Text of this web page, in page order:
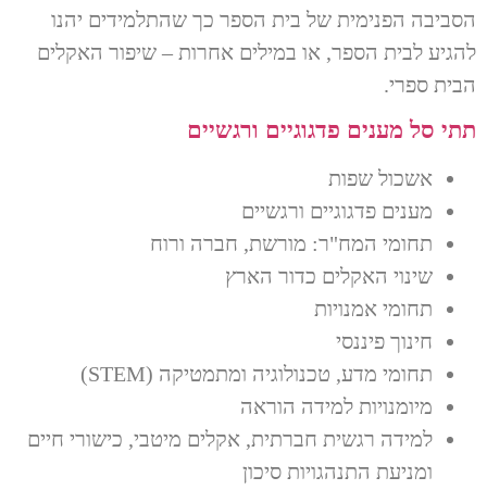
הסביבה הפנימית של בית הספר כך שהתלמידים יהנו
להגיע לבית הספר, או במילים אחרות – שיפור האקלים
הבית ספרי.
תתי סל מענים פדגוגיים ורגשיים
אשכול שפות
מענים פדגוגיים ורגשיים
תחומי המח"ר: מורשת, חברה ורוח
שינוי האקלים כדור הארץ
תחומי אמנויות
חינוך פיננסי
תחומי מדע, טכנולוגיה ומתמטיקה (STEM)
מיומנויות למידה הוראה
למידה רגשית חברתית, אקלים מיטבי, כישורי חיים
ומניעת התנהגויות סיכון